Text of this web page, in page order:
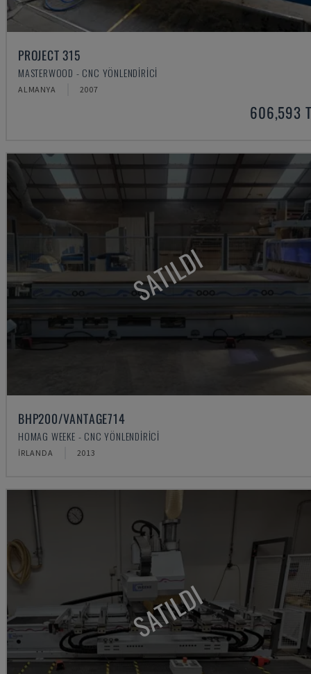
PROJECT 315
MASTERWOOD - CNC YÖNLENDIRICI
ALMANYA 2007
606,593
SATILDI
BHP200/VANTAGE714
HOMAG WEEKE - CNC YÖNLENDIRICI
İRLANDA 2013
SATILDI